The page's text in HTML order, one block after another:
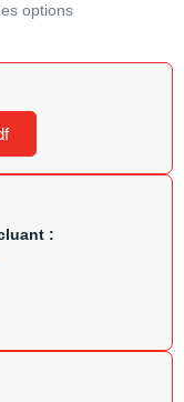
options
: